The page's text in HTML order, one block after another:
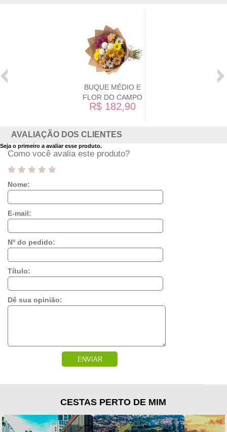
BUQUE MÉDIO E
FLOR DO CAMPO
R$ 182,90
AVALIAÇÃO DOS CLIENTES
Seja o primeiro a avaliar esse produto.
Como você avalia este produto?
Nome:
E-mail:
Nº do pedido:
Título:
Dê sua opinião:
ENVIAR
CESTAS PERTO DE MIM